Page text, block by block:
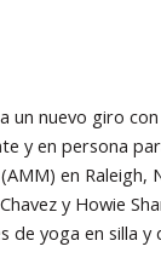
un nuevo giro
y en persona
en Raleigh,
y Howie
de yoga en silla y